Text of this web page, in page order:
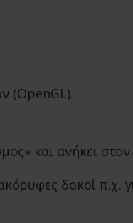
(OpenGL).
και ανήκει
δοκοί π.χ.